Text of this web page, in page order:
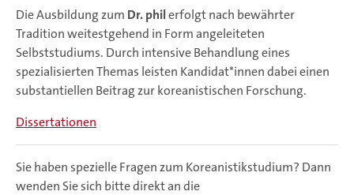
Die Ausbildung zum Dr. philerfolgt nach bewährter
Tradition weitestgehend in Form angeleiteten
Selbststudiums. Durch intensive Behandlung eines
spezialisierten Themas leisten Kandidat*innen dabei einen
substantiellen Beitrag zur koreanistischen Forschung.
Dissertationen
Sie haben spezielle Fragen zum Koreanistikstudium? Dann
wenden Sie sich bitte direkt an die